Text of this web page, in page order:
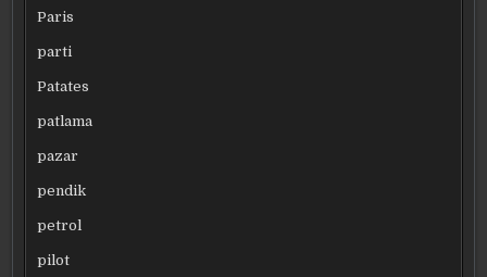
Paris
parti
Patates
patlama
pazar
pendik
petrol
pilot